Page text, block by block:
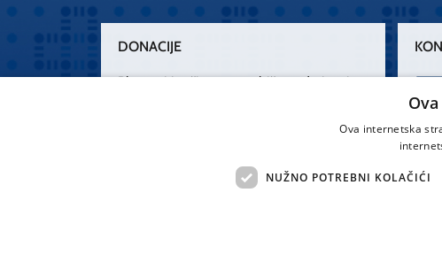
DONACIJE
Plemenitim činom nesebičnog darivanja
„Zarazimo“ se dobrotom, donirajmo odOva internetska
NUŽNO POTREBNI KOLAČIĆI